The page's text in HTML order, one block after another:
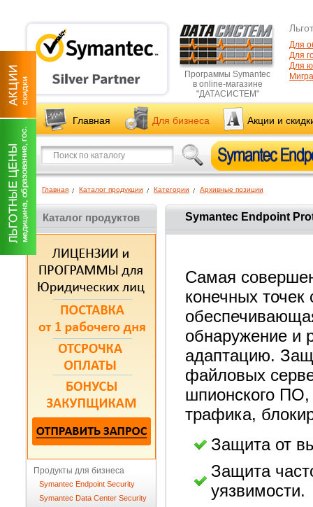
Программы Symantec
в online-магазине
"ДАТАСИСТЕМ"
Для
Для
Для
Главная Для бизнеса Акции и
Главная Каталог продукции Категории Архивные позиции
Каталог продуктов
Продукты для бизнеса
Symantec Endpoint Security
Symantec Data Center Security
Symantec Endpoint
Самая
конечных
обнаружение и
адаптацию.
файловых
шпионского ПО,
трафика,
Защита от
Защита
уязвимости.